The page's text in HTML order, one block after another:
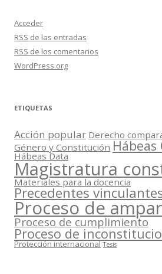
Acceder
RSS de las entradas
RSS de los comentarios
WordPress.org
ETIQUETAS
Acción popular Derecho
Género y Constitución Hábeas
Hábeas Data
Magistratura
Materiales para la docencia
Precedentes
Proceso de
Proceso de cumplimiento
Proceso de
Protección internacional Tesis